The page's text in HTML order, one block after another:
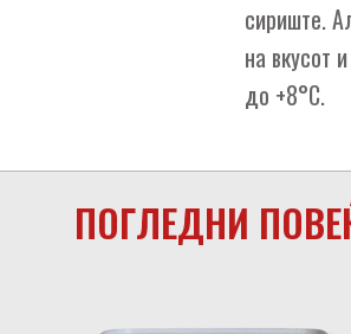
сириште.
на вкусот
до +8°C.
ПОГЛЕДНИ